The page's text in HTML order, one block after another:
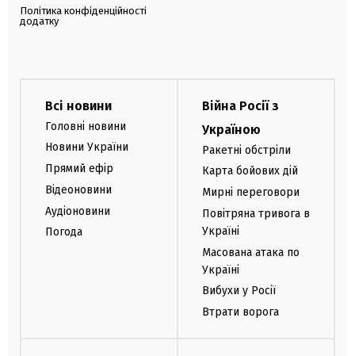
Політика конфіденційності
додатку
Всі новини
Головні новини
Новини України
Прямий ефір
Відеоновини
Аудіоновини
Погода
Війна Росії з
Україною
Ракетні обстріли
Карта бойових дій
Мирні переговори
Повітряна тривога в
Україні
Масована атака по
Україні
Вибухи у Росії
Втрати ворога